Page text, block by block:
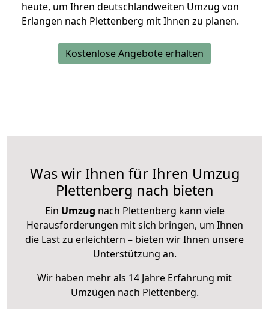
heute, um Ihren deutschlandweiten Umzug von
Erlangen nach Plettenberg mit Ihnen zu planen.
Kostenlose Angebote erhalten
Was wir Ihnen für Ihren Umzug
Plettenberg nach bieten
Ein Umzug nach Plettenberg kann viele
Herausforderungen mit sich bringen, um Ihnen
die Last zu erleichtern – bieten wir Ihnen unsere
Unterstützung an.
Wir haben mehr als 14 Jahre Erfahrung mit
Umzügen nach Plettenberg.